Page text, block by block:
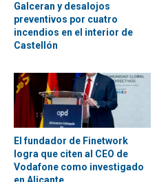
Galceran y desalojos
preventivos por cuatro
incendios en el interior de
Castellón
El fundador de Finetwork
logra que citen al CEO de
Vodafone como investigado
en Alicante